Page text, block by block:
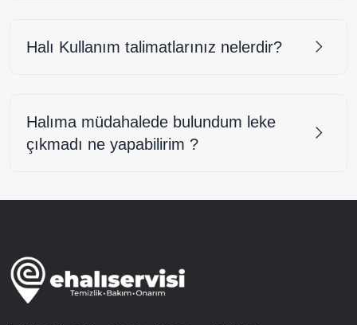
Halı Kullanım talimatlarınız nelerdir?
Halıma müdahalede bulundum leke
çıkmadı ne yapabilirim ?